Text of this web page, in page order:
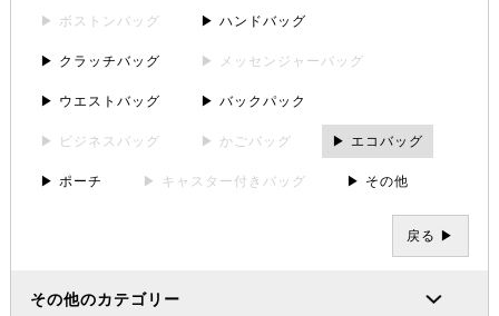
▶ ボストンバッグ ▶ ハンドバッグ
▶ クラッチバッグ ▶ メッセンジャーバッグ
▶ ウエストバッグ ▶ バックパック
▶ ビジネスバッグ ▶ かごバッグ ▶ エコバッグ
▶ ポーチ ▶ キャスター付きバッグ ▶ その他
戻る ▶
その他のカテゴリー